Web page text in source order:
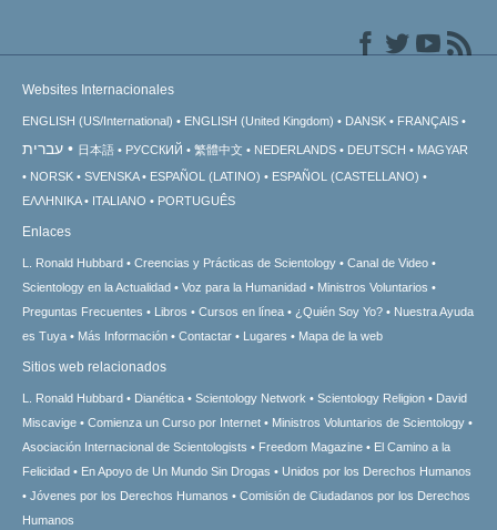
Websites Internacionales
ENGLISH (US/International) ENGLISH (United Kingdom) DANSK FRANÇAIS
עברית 日本語 РУССКИЙ 繁體中文 NEDERLANDS DEUTSCH
MAGYAR
NORSK
SVENSKA ESPAÑOL (LATINO)
ESPAÑOL (CASTELLANO)
ΕΛΛΗΝΙΚA
ITALIANO PORTUGUÊS
Enlaces
L. Ronald Hubbard Creencias y Prácticas de Scientology
Canal de Video
Scientology en la Actualidad
Voz para la Humanidad
Ministros Voluntarios
Preguntas Frecuentes
Libros Cursos en línea ¿Quién Soy Yo?
Nuestra Ayuda
es Tuya
Más Información Contactar Lugares Mapa de la web
Sitios web relacionados
L. Ronald Hubbard Dianética Scientology Network Scientology Religion
David
Miscavige
Comienza un Curso por Internet
Ministros Voluntarios de Scientology
Asociación Internacional de Scientologists
Freedom Magazine
El Camino a la
Felicidad
En Apoyo de Un Mundo Sin Drogas
Unidos por los Derechos Humanos
Jóvenes por los Derechos Humanos
Comisión de Ciudadanos por los Derechos
Humanos